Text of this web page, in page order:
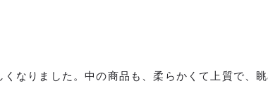
なりました。中の商品も、柔らかくて上質で、